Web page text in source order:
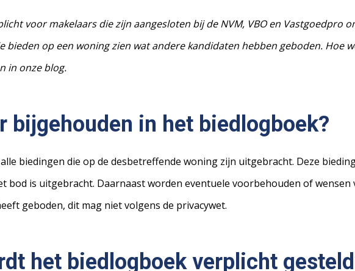
voor makelaars die zijn aangesloten bij de NVM, VBO en Vastgoedpro
bieden op een woning zien wat andere kandidaten hebben geboden. Hoe
in onze blog.
bijgehouden in het biedlogboek?
biedingen die op de desbetreffende woning zijn uitgebracht. Deze
bod is uitgebracht. Daarnaast worden eventuele voorbehouden of
geboden, dit mag niet volgens de privacywet.
het biedlogboek verplicht